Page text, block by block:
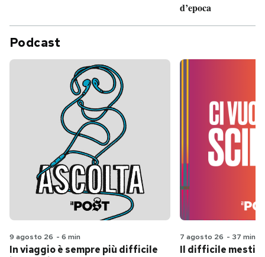
d’epoca
Podcast
9 agosto 26 - 6 min
In viaggio è sempre più difficile
7 agosto 26 - 37 min
Il difficile